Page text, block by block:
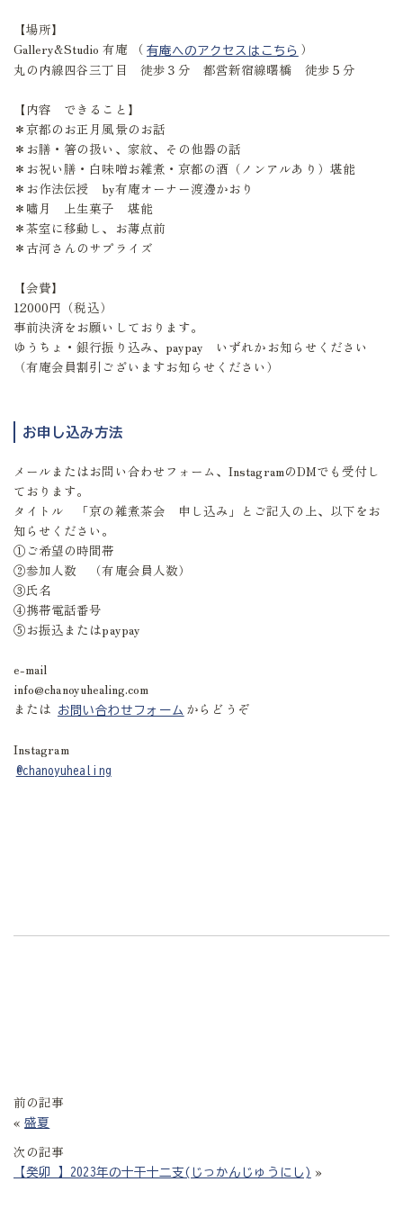
【場所】
Gallery&Studio 有庵 （ 有庵へのアクセスはこちら ）
丸の内線四谷三丁目 徒歩３分 都営新宿線曙橋 徒歩５分
【内容 できること】
＊京都のお正月風景のお話
＊お膳・箸の扱い、家紋、その他器の話
＊お祝い膳・白味噌お雑煮・京都の酒（ノンアルあり）堪能
＊お作法伝授 by有庵オーナー渡邊かおり
＊嘯月 上生菓子 堪能
＊茶室に移動し、お薄点前
＊古河さんのサプライズ
【会費】
12000円（税込）
事前決済をお願いしております。
ゆうちょ・銀行振り込み、paypay いずれかお知らせください
（有庵会員割引ございますお知らせください）
お申し込み方法
メールまたはお問い合わせフォーム、InstagramのDMでも受付し
ております。
タイトル 「京の雑煮茶会 申し込み」とご記入の上、以下をお
知らせください。
①ご希望の時間帯
②参加人数 （有庵会員人数）
③氏名
④携帯電話番号
⑤お振込またはpaypay
e-mail
info@chanoyuhealing.com
または
お問い合わせフォーム からどうぞ
Instagram
@chanoyuhealing
前の記事
«盛夏
次の記事
【癸卯 】2023年の十干十二支(じっかんじゅうにし) »